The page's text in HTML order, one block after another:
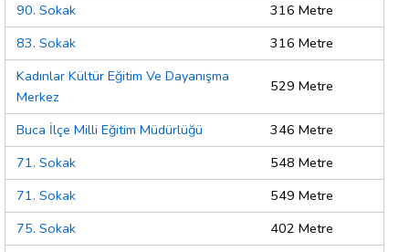
90. Sokak
316 Metre
83. Sokak
316 Metre
Kadınlar Kültür Eğitim Ve Dayanışma
Merkez
529 Metre
Buca İlçe Milli Eğitim Müdürlüğü
346 Metre
71. Sokak
548 Metre
71. Sokak
549 Metre
75. Sokak
402 Metre